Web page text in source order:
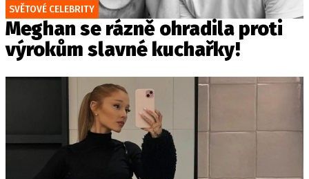
SVĚTOVÉ CELEBRITY
Meghan se rázně ohradila proti
výrokům slavné kuchařky!